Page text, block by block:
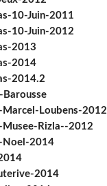
10-Juin-2011
10-Juin-2012
2013
2014
2014.2
Loubens-2012
Rizla--2012
Noel-2014
2014